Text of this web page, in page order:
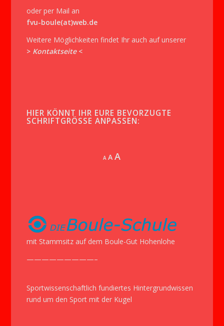
oder per Mail an
fvu-boule(at)web.de
Weitere Möglichkeiten findet Ihr auch auf unserer
> Kontaktseite <
HIER KÖNNT IHR EURE BEVORZUGTE
SCHRIFTGRÖSSE ANPASSEN:
A Decrease
AReset
AIncrease
mit Stammsitz auf dem Boule-Gut Hohenlohe
—————————–
Sportwissenschaftlich fundiertes Hintergrundwissen
rund um den Sport mit der Kugel